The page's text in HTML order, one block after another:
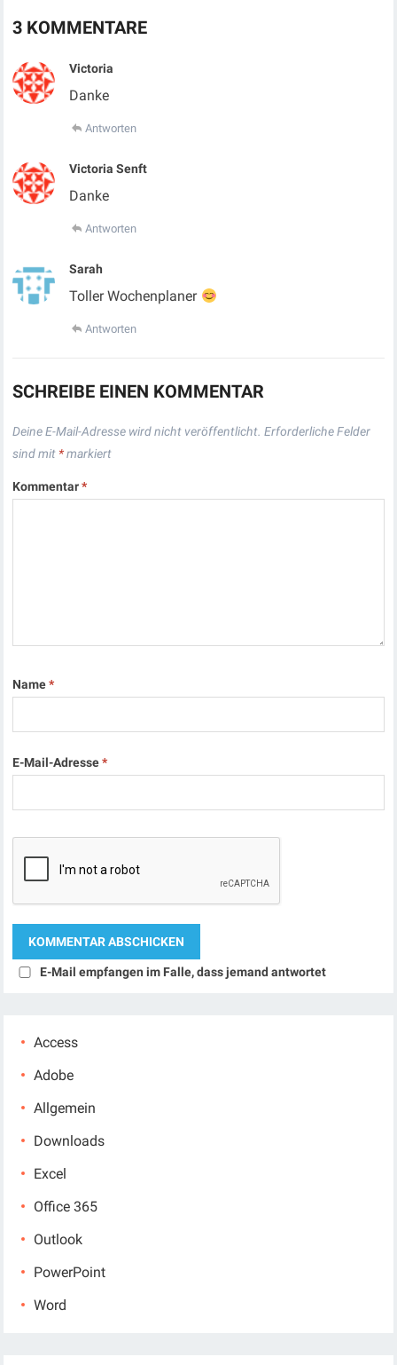
3 KOMMENTARE
Victoria
Danke
Antworten
Victoria Senft
Danke
Antworten
Sarah
Toller Wochenplaner
Antworten
SCHREIBE EINEN KOMMENTAR
Deine E-Mail-Adresse wird nicht veröffentlicht. Erforderliche Felder
sind mit *markiert
Kommentar*
Name*
E-Mail-Adresse*
E-Mail empfangen im Falle, dass jemand antwortet
Access
Adobe
Allgemein
Downloads
Excel
Office 365
Outlook
PowerPoint
Word